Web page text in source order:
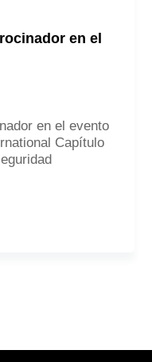
en el
en el evento
Capítulo